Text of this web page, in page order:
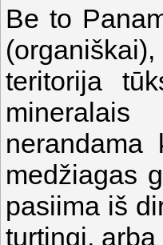
Be to
teritorija
medžiagas
pasiima iš
turtingi,